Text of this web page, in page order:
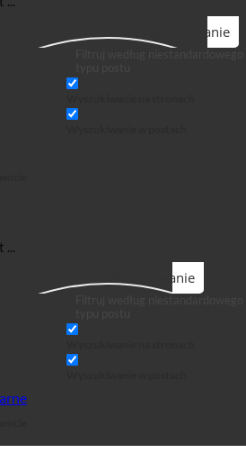
Wyszukiwanie
Wyszukiwanie